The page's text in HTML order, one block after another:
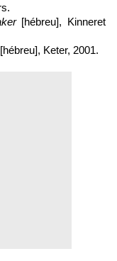
[hébreu], Kinneret
[hébreu], Keter, 2001.